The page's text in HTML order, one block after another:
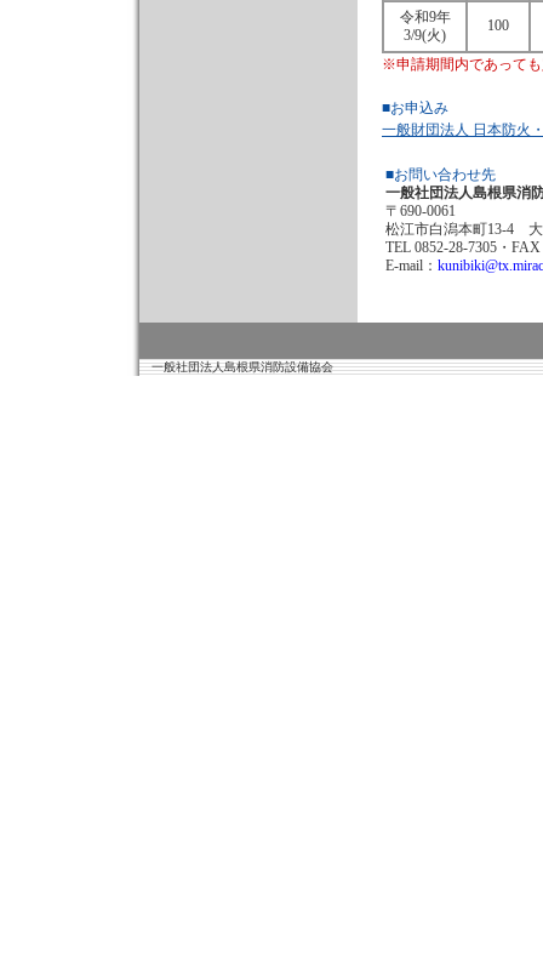
令和9年
3/9(火)
100
※申請期間内であって
■お申込み
一般財団法人 日本防火
■お問い合わせ先
一般社団法人島根県消
〒690-0061
松江市白潟本町13-4
TEL 0852-28-7305・FAX
E-mail：
一般社団法人島根県消防設備協会